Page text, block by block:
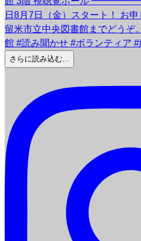
さらに読み込む...